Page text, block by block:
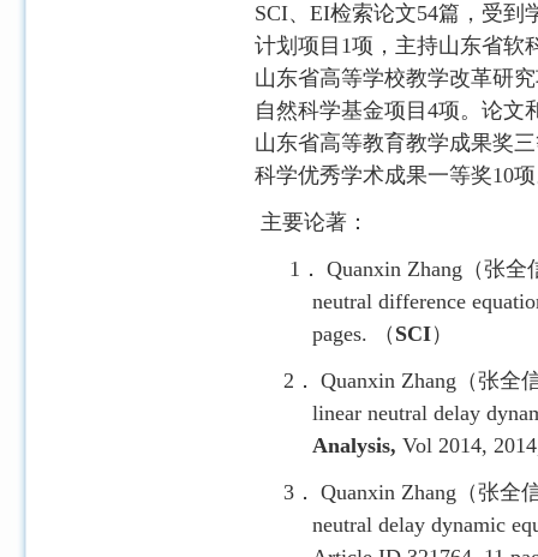
SCI、 EI检索论文54篇，受到
计划项目 1项，主持山东省软
山东省高等学校教学改革研
自然科学基金项目 4项。论文
山东省高等教育教学成果奖
科学优秀学术成果一等奖10
主要论著：
1． Quanxin Zhang （张全
neutral difference
pages.
（ SCI）
2． Quanxin Zhang （张全
linear neutral delay
Analysis, Vol 2014,
3． Quanxin Zhang （张全
neutral delay dynamic